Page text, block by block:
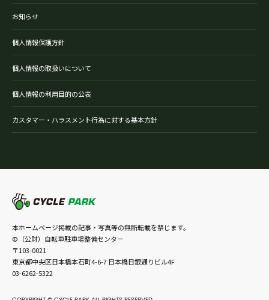
お知らせ
個人情報保護方針
個人情報の取扱いについて
個人情報の利用目的の公表
カスタマー・ハラスメント行為に対する基本方針
本ホームページ掲載の記事・写真等の無断転載を禁じます。
©（公財）自転車駐車場整備センター
〒103-0021
東京都中央区日本橋本石町4-6-7 日本橋日銀通りビル4F
03-6262-5322